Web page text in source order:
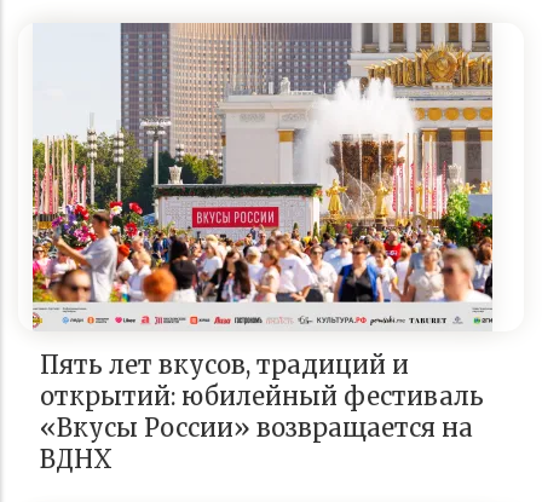
Пять лет вкусов, традиций и
открытий: юбилейный фестиваль
«Вкусы России» возвращается на
ВДНХ